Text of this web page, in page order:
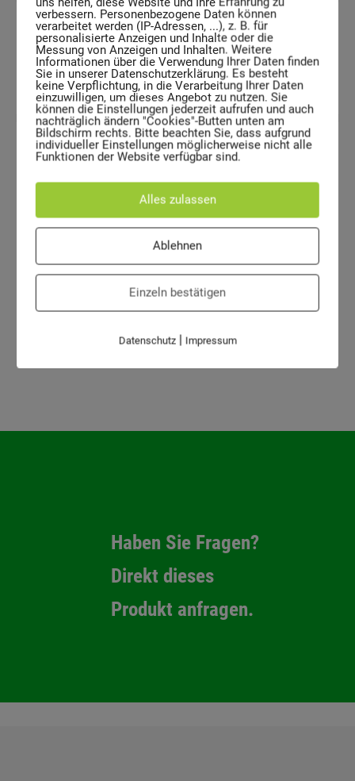
10,0 kg
Leergewicht
Tieforange - RAL 2011
Smaragdgrün - RAL 6001
Nur verzinkt und weitere Farben auf
Anfrage.
Haben Sie Fragen?
Direkt dieses
Produkt anfragen.
verbessern. Personenbezogene Daten können
verarbeitet werden (IP-Adressen, ...), z. B. für
personalisierte Anzeigen und Inhalte oder die
Messung von Anzeigen und Inhalten. Weitere
Informationen über die Verwendung Ihrer Daten finden
Sie in unserer Datenschutzerklärung. Es besteht
keine Verpflichtung, in die Verarbeitung Ihrer Daten
einzuwilligen, um dieses Angebot zu nutzen. Sie
können die Einstellungen jederzeit aufrufen und auch
nachträglich ändern "Cookies"-Butten unten am
Bildschirm rechts. Bitte beachten Sie, dass aufgrund
individueller Einstellungen möglicherweise nicht alle
Funktionen der Website verfügbar sind.
Alles zulassen
Ablehnen
Einzeln bestätigen
Datenschutz| Impressum